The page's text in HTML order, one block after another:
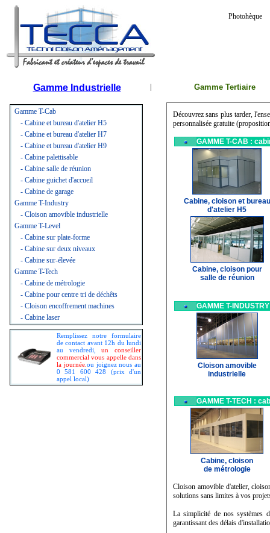
Photohèque
Gamme Industrielle Gamme Tertiaire
Gamme T-Cab
- Cabine et bureau d'atelier H5
- Cabine et bureau d'atelier H7
- Cabine et bureau d'atelier H9
- Cabine palettisable
- Cabine salle de réunion
- Cabine guichet d'accueil
- Cabine de garage
Gamme T-Industry
- Cloison amovible industrielle
Gamme T-Level
- Cabine sur plate-forme
- Cabine sur deux niveaux
- Cabine sur-élevée
Gamme T-Tech
- Cabine de métrologie
- Cabine pour centre tri de déchêts
- Cloison encoffrement machines
- Cabine laser
Remplissez notre formulaire
de contact avant 12h du lundi
au vendredi,un conseiller
commercial vous appelle dans
la journée. ou joignez nous au
0 581 600 428 (prix d'un
appel local)
Découvrez sans plus tarder,
personnalisée gratuite
GAMME T-CAB :
Cabine, cloison et bureau
d'atelier H5
Cabine, cloison pour
salle de réunion
GAMME T-INDUSTRY
Cloison amovible
industrielle
GAMME T-TECH :
Cabine, cloison
de métrologie
Cloison amovible d'atelier,
solutions sans limites à vos
La simplicité de nos systèmes
garantissant des délais